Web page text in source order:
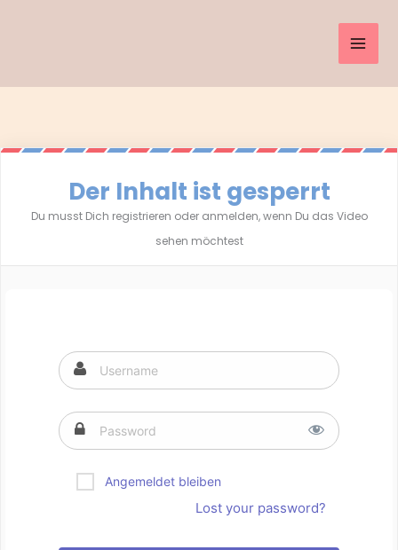
Der Inhalt ist gesperrt
Du musst Dich registrieren oder anmelden, wenn Du das Video
sehen möchtest
Angemeldet bleiben
Lost your password?